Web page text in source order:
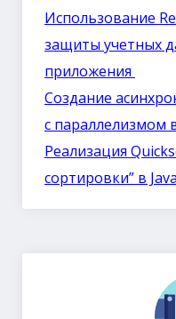
Использование
защиты учетных
приложения
Создание
с параллелизмом
Реализация
сортировки” в